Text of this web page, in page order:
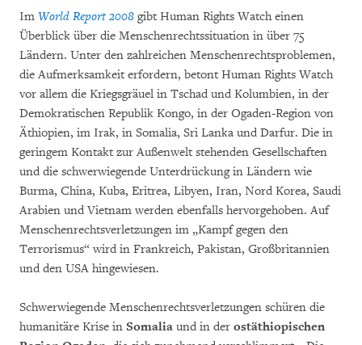
Im World Report 2008 gibt Human Rights Watch einen
Überblick über die Menschenrechtssituation in über 75
Ländern. Unter den zahlreichen Menschenrechtsproblemen,
die Aufmerksamkeit erfordern, betont Human Rights Watch
vor allem die Kriegsgräuel in Tschad und Kolumbien, in der
Demokratischen Republik Kongo, in der Ogaden-Region von
Äthiopien, im Irak, in Somalia, Sri Lanka und Darfur. Die in
geringem Kontakt zur Außenwelt stehenden Gesellschaften
und die schwerwiegende Unterdrückung in Ländern wie
Burma, China, Kuba, Eritrea, Libyen, Iran, Nord Korea, Saudi
Arabien und Vietnam werden ebenfalls hervorgehoben. Auf
Menschenrechtsverletzungen im „Kampf gegen den
Terrorismus“ wird in Frankreich, Pakistan, Großbritannien
und den USA hingewiesen.
Schwerwiegende Menschenrechtsverletzungen schüren die
humanitäre Krise in Somalia und in der ostäthiopischen